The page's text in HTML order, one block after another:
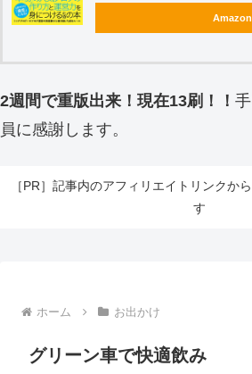
Amazon
2週間で重版出来！現在13刷！！
員に感謝します。
［PR］記事内のアフィリエイトリンクか
す
ホーム お出かけ
グリーン車で快適飲み